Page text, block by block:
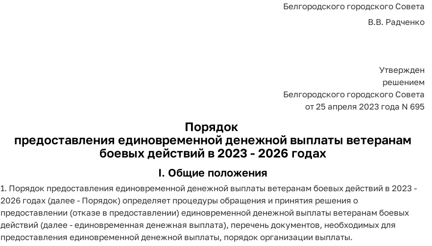
Белгородского городского Совета
В.В. Радченко
Утвержден
решением
Белгородского городского Совета
от 25 апреля 2023 года N 695
Порядок
предоставления единовременной денежной выплаты ветеранам
боевых действий в 2023 - 2026 годах
I. Общие положения
1. Порядок предоставления единовременной денежной выплаты ветеранам боевых действий в 2023 -
2026 годах (далее - Порядок) определяет процедуры обращения и принятия решения о
предоставлении (отказе в предоставлении) единовременной денежной выплаты ветеранам боевых
действий (далее - единовременная денежная выплата), перечень документов, необходимых для
предоставления единовременной денежной выплаты, порядок организации выплаты.